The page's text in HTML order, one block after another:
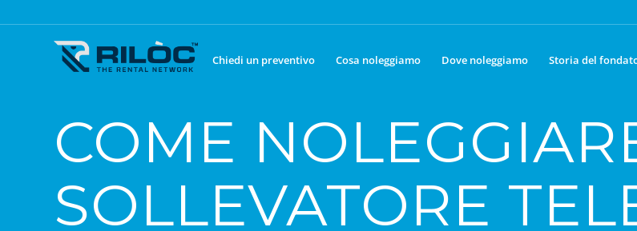
Chiedi un preventivo Cosa noleggiamo Dove noleggiamo Storia del
COME
SOLLEVATORE